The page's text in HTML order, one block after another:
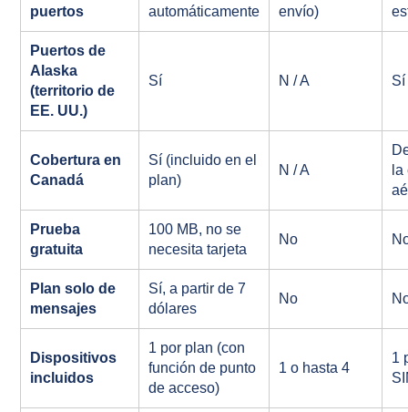
puertos
automáticamente
envío)
Puertos de
Alaska
(territorio de
EE. UU.)
Sí N / A Sí
Cobertura en
Canadá
Sí (incluido en el
plan)
N / A
Prueba
gratuita
100 MB, no se
necesita tarjeta
No
Plan solo de
mensajes
Sí, a partir de 7
dólares
No
Dispositivos
incluidos
1 por plan (con
función de punto
de acceso)
1 o hasta 4
1